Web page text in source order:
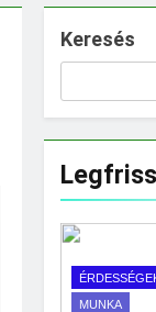
Keresés
MUNKA